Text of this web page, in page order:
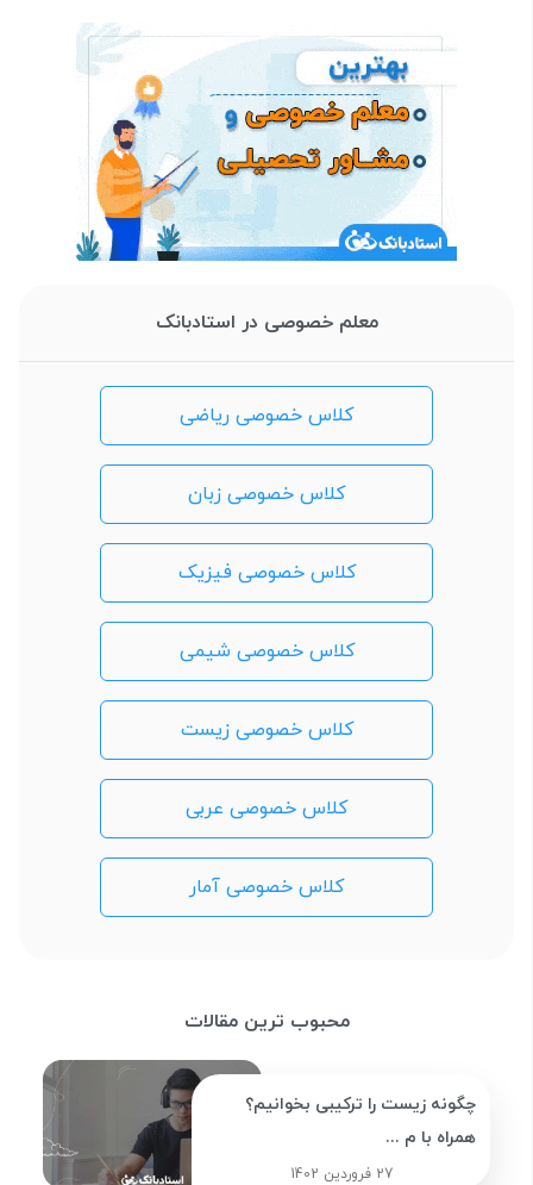
معلم خصوصی در استادبانک
کلاس خصوصی ریاضی
کلاس خصوصی زبان
کلاس خصوصی فیزیک
کلاس خصوصی شیمی
کلاس خصوصی زیست
کلاس خصوصی عربی
کلاس خصوصی آمار
محبوب ترین مقالات
چگونه زیست را ترکیبی بخوانیم؟
همراه با م ...
27 فروردین 1402